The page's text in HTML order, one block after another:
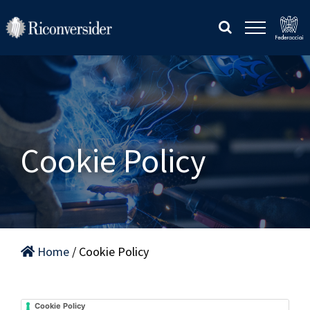
al
Cookie Policy
Home / Cookie Policy
Cookie Policy